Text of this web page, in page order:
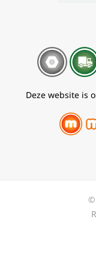
Deze website is
©